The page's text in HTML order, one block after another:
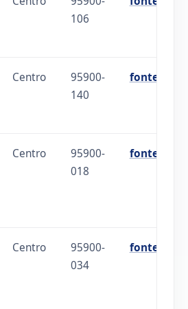
106
Centro
95900-
140
fonte
Centro
95900-
018
fonte
Centro
95900-
034
fonte